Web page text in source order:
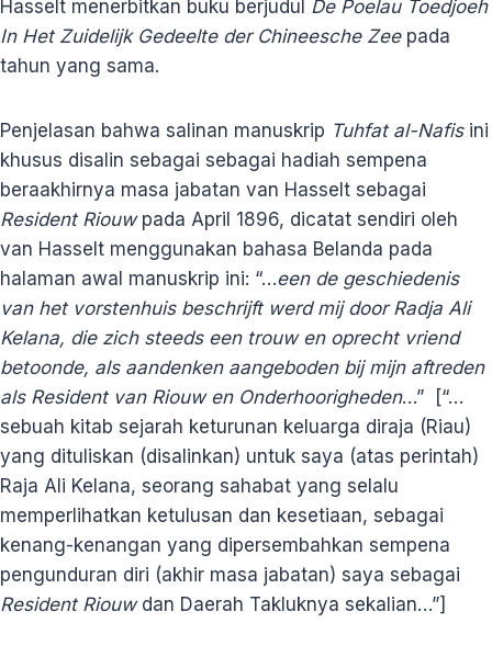
Hasselt menerbitkan buku berjudul De Poelau Toedjoeh
In Het Zuidelijk Gedeelte der Chineesche Zeepada
tahun yang sama.
Penjelasan bahwa salinan manuskrip Tuhfat al-Nafisini
khusus disalin sebagai sebagai hadiah sempena
beraakhirnya masa jabatan van Hasselt sebagai
Resident Riouwpada April 1896, dicatat sendiri oleh
van Hasselt menggunakan bahasa Belanda pada
halaman awal manuskrip ini: “…een de geschiedenis
van het vorstenhuis beschrijft werd mij door Radja Ali
Kelana, die zich steeds een trouw en oprecht vriend
betoonde, als aandenken aangeboden bij mijn aftreden
als Resident van Riouw en Onderhoorigheden…” [“…
sebuah kitab sejarah keturunan keluarga diraja (Riau)
yang dituliskan (disalinkan) untuk saya (atas perintah)
Raja Ali Kelana, seorang sahabat yang selalu
memperlihatkan ketulusan dan kesetiaan, sebagai
kenang-kenangan yang dipersembahkan sempena
pengunduran diri (akhir masa jabatan) saya sebagai
Resident Riouwdan Daerah Takluknya sekalian…”]